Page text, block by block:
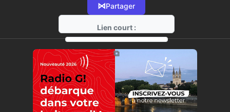
⋈Partager
Lien court :
https://radio-g.fr?17789
⧉